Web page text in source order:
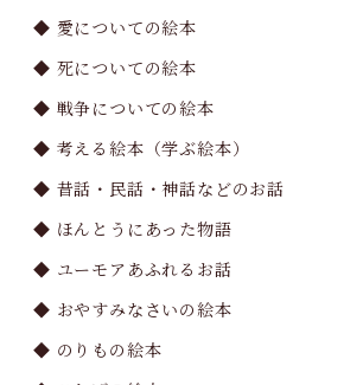
◆ 愛についての絵本
◆ 死についての絵本
◆ 戦争についての絵本
◆ 考える絵本（学ぶ絵本）
◆ 昔話・民話・神話などのお話
◆ ほんとうにあった物語
◆ ユーモアあふれるお話
◆ おやすみなさいの絵本
◆ のりもの絵本